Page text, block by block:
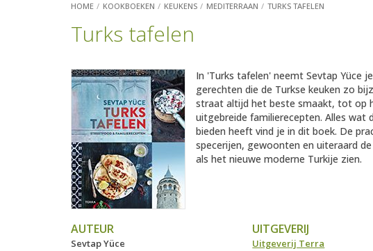
HOME KOOKBOEKEN KEUKENS MEDITERRAAN TURKS TAFELEN
Turks tafelen
In 'Turks tafelen' neemt Sevtap Yüce
gerechten die de Turkse keuken zo
straat altijd het beste smaakt, tot op
uitgebreide familierecepten. Alles wat
bieden heeft vind je in dit boek. De
specerijen, gewoonten en uiteraard
als het nieuwe moderne Turkije zien.
AUTEUR
Sevtap Yüce
UITGEVERIJ
Uitgeverij Terra